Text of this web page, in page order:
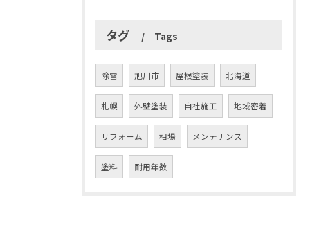
タグ Tags
除雪 旭川市 屋根塗装 北海道
札幌 外壁塗装 自社施工 地域密着
リフォーム 相場 メンテナンス
塗料 耐用年数